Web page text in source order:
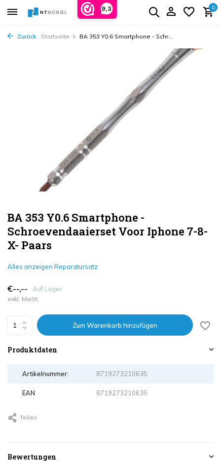
9,3 0
Zurück Startseite BA 353 Y0.6 Smartphone - Schr...
BA 353 Y0.6 Smartphone -
Schroevendaaierset Voor Iphone 7-8-
X- Paars
Alles anzeigen Reparatursatz
€--,-- Auf Lager
exkl. MwSt.
Zum Warenkorb hinzufügen
Produktdaten
Artikelnummer: 8719273210635
EAN 8719273210635
Teilen
Bewertungen